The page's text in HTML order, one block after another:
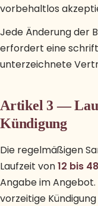
vorbehaltlos
Jede Änderung der
erfordert eine
unterzeichnete
Artikel 3 —
Kündigung
Die regelmäßigen
Laufzeit von12 bis
Angabe im Angebot.
vorzeitige